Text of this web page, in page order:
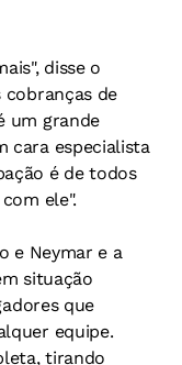
disse o
de
um grande
cara especialista
é de todos
ele".
e Neymar e a
situação
que
equipe.
tirando